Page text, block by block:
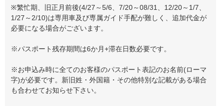
※繁忙期、旧正月前後(4/27～5/6、7/20～08/31、12/20～1/7、
1/27～2/10)は専用車及び専属ガイド手配が難しく、追加代金が
必要になる場合がございます。
※パスポート残存期間は6か月+滞在日数必要です。
※お申込み時に全てのお客様のパスポート表記のお名前(ローマ
字)が必要です。新旧姓・外国籍・その他特別な記載がある場合
も合わせてお知らせ下さい。